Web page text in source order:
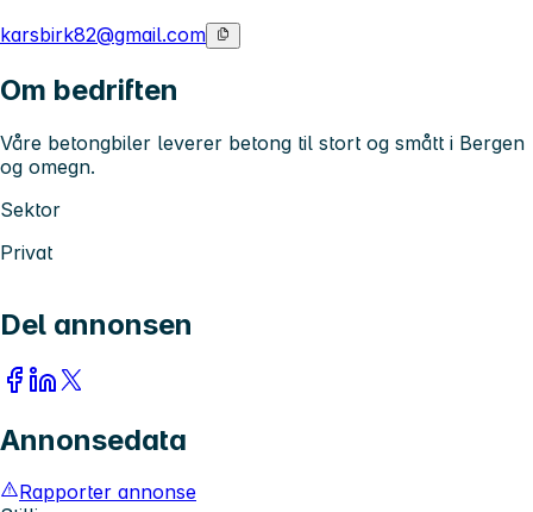
karsbirk82@gmail.com
Om bedriften
Våre betongbiler leverer betong til stort og smått i Bergen
og omegn.
Sektor
Privat
Del annonsen
Annonsedata
Rapporter annonse